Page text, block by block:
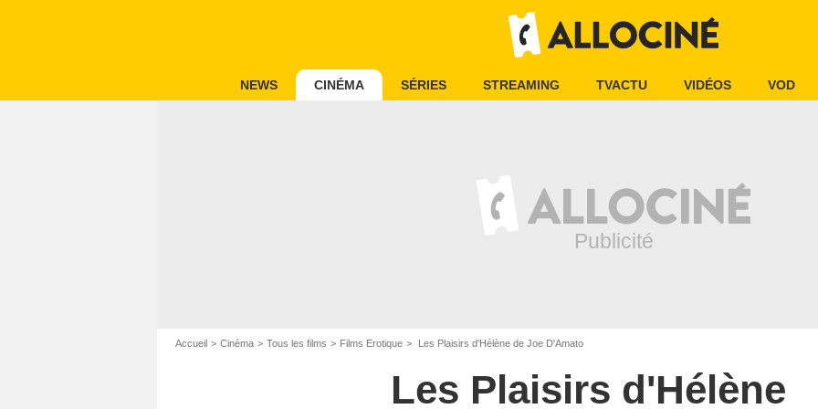
NEWS CINÉMA SÉRIES STREAMING TVACTU VIDÉOS VOD
Accueil Cinéma Tous les films Films Erotique Les Plaisirs d'Hélène de Joe D'Amato
Les Plaisirs d'Hélène